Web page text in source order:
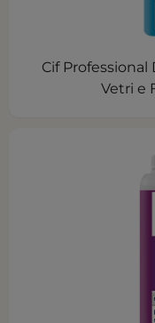
Cif
Vetri e